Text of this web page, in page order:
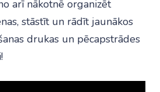
arī nākotnē organizēt
stāstīt un rādīt jaunākos
drukas un pēcapstrādes